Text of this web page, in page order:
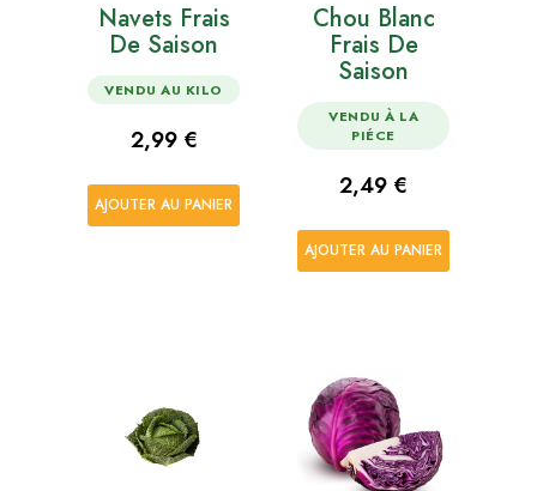
Navets Frais
De Saison
VENDU AU KILO
Prix
2,99 €
AJOUTER AU PANIER
Chou Blanc
Frais De
Saison
VENDU À LA
PIÉCE
Prix
2,49 €
AJOUTER AU PANIER